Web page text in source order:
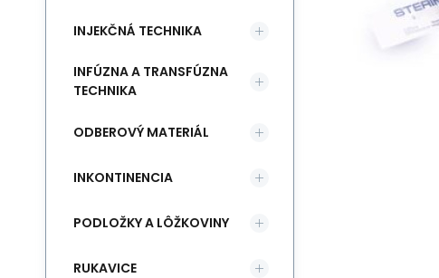
INJEKČNÁ TECHNIKA
INFÚZNA A TRANSFÚZNA
TECHNIKA
ODBEROVÝ MATERIÁL
INKONTINENCIA
PODLOŽKY A LÔŽKOVINY
RUKAVICE